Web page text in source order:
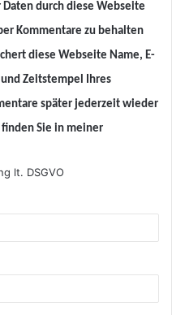
durch diese Webseite
Kommentare zu behalten
diese Webseite Name, E-
Zeitstempel Ihres
später jederzeit wieder
Sie in meiner
lt. DSGVO